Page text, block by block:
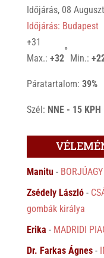
Időjárás, 08
Időjárás: Budapest
+31
Max.: +32
°
Min.: +
Páratartalom: 39%
Szél: NNE - 15 KPH
Manitu-
Zsédely László-
gombák királya
Erika - MADRIDI
Dr. Farkas Ágnes-